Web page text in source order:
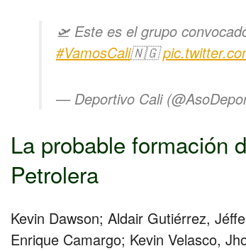
🛫 Este es el grupo
#VamosCali🇳🇬
— Deportivo Cali
La probable formación
Petrolera
Kevin Dawson; Aldair Gutiérrez,
Enrique Camargo; Kevin Velasco,